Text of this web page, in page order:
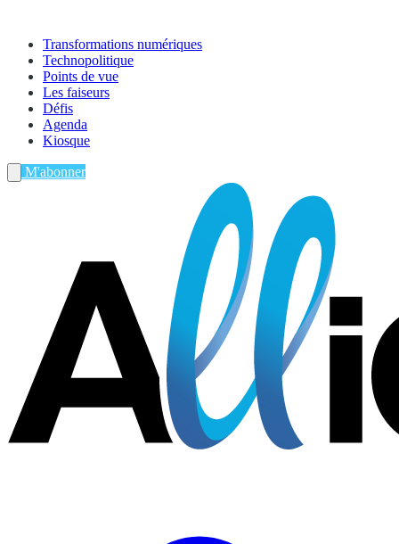
Transformations numériques
Technopolitique
Points de vue
Les faiseurs
Défis
Agenda
Kiosque
M'abonner